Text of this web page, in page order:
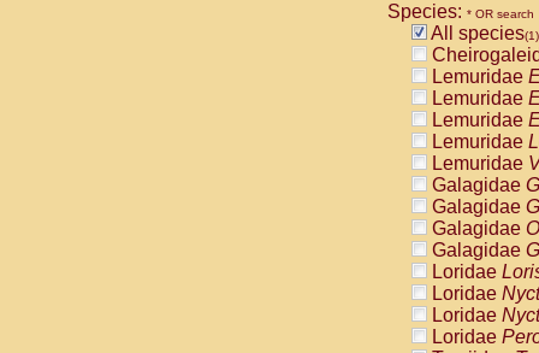
Cebidae
Cebidae
Cebidae
Cebidae
Cebidae
Atelidae
Atelidae
Atelidae
Atelidae
Atelidae
Atelidae
Atelidae
Atelidae
Atelidae
Atelidae
Pitheciidae
Species: * OR search
All species(1)
Lemuridae
Lemuridae
Lemuridae
Lemuridae
Lemuridae
Galagidae
Galagidae
Galagidae
Galagidae
Loridae
Loridae
Loridae
Loridae